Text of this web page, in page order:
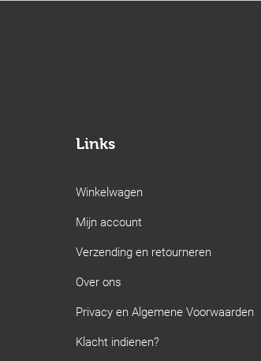
Links
Winkelwagen
Mijn account
Verzending en retourneren
Over ons
Privacy en Algemene Voorwaarden
Klacht indienen?